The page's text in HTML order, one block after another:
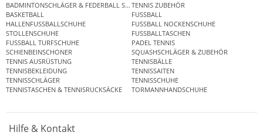
BADMINTONSCHLÄGER & FEDERBALL SETSTENNIS ZUBEHÖR
BASKETBALL
FUSSBALL
HALLENFUSSBALLSCHUHE
FUSSBALL NOCKENSCHUHE
STOLLENSCHUHE
FUSSBALLTASCHEN
FUSSBALL TURFSCHUHE
PADEL TENNIS
SCHIENBEINSCHONER
SQUASHSCHLÄGER & ZUBEHÖR
TENNIS AUSRÜSTUNG
TENNISBÄLLE
TENNISBEKLEIDUNG
TENNISSAITEN
TENNISSCHLÄGER
TENNISSCHUHE
TENNISTASCHEN & TENNISRUCKSÄCKE
TORMANNHANDSCHUHE
Hilfe & Kontakt